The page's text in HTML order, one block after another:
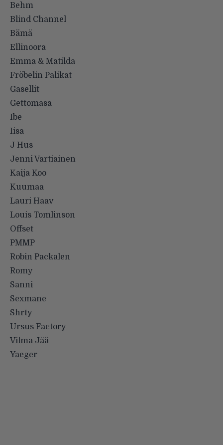
Behm
Blind Channel
Bämä
Ellinoora
Emma & Matilda
Fröbelin Palikat
Gasellit
Gettomasa
Ibe
Iisa
J Hus
Jenni Vartiainen
Kaija Koo
Kuumaa
Lauri Haav
Louis Tomlinson
Offset
PMMP
Robin Packalen
Romy
Sanni
Sexmane
Shrty
Ursus Factory
Vilma Jää
Yaeger